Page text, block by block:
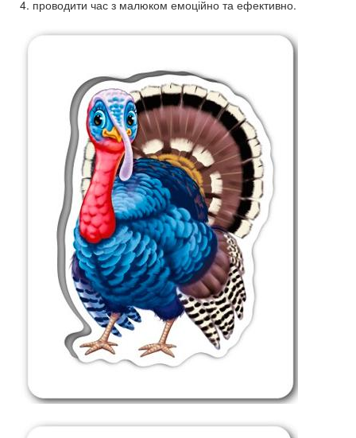
4. проводити час з малюком емоційно та ефективно.